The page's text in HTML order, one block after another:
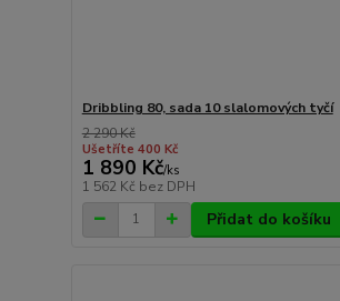
Dribbling 80, sada 10 slalomových tyčí
2 290 Kč
Ušetříte 400 Kč
1 890 Kč/ks
1 562 Kč bez DPH
Přidat do košíku